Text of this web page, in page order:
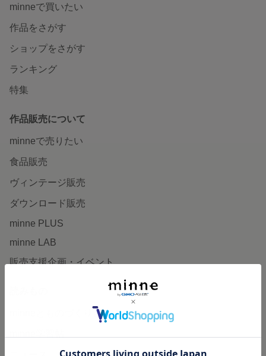
minneで買いたい
作品をさがす
ショップをさがす
ランキング
特集
作品販売について
minneで売りたい
食品販売
ヴィンテージ販売
ダウンロード販売
minne PLUS
minne LAB
販売支援企画・イベント
minneとものづくりと